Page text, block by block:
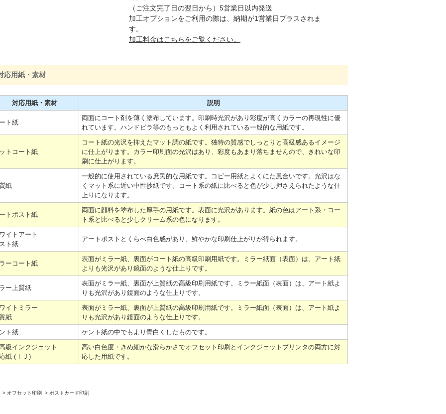
（ご注文完了日の翌日から）5営業日以内発送
加工オプションをご利用の際は、納期が1営業日プラスされま
す。
加工料金はこちらをご覧ください。
応用紙・素材
対応用紙・素材 説明
ト紙
両面にコート剤を薄く塗布しています。印刷時光沢があり彩度が高くカラーの再現性に優
れています。ハンドビラ等のもっともよく利用されている一般的な用紙です。
トコート紙
コート紙の光沢を抑えたマット調の紙です。独特の質感でしっとりと高級感あるイメージ
に仕上がります。カラー印刷面の光沢はあり、彩度もあまり落ちませんので、きれいな印
刷に仕上がります。
紙
一般的に使用されている庶民的な用紙です。コピー用紙とよくにた風合いです。光沢はな
くマット系に近い中性抄紙です。コート系の紙に比べると色が少し押さえられたような仕
上りになります。
トポスト紙
両面に顔料を塗布した厚手の用紙です。表面に光沢があります。紙の色はアート系・コー
ト系と比べると少しクリーム系の色になります。
イトアート
ト紙
アートポストとくらべ白色感があり、鮮やかな印刷仕上がりが得られます。
ーコート紙
表面がミラー紙、裏面がコート紙の高級印刷用紙です。ミラー紙面（表面）は、アート紙
よりも光沢があり鏡面のような仕上りです。
ー上質紙
表面がミラー紙、裏面が上質紙の高級印刷用紙です。ミラー紙面（表面）は、アート紙よ
りも光沢があり鏡面のような仕上りです。
イトミラー
紙
表面がミラー紙、裏面が上質紙の高級印刷用紙です。ミラー紙面（表面）は、アート紙よ
りも光沢があり鏡面のような仕上りです。
ト紙
ケント紙の中でもより青白くしたものです。
級インクジェット
紙 (ＩＪ)
高い白色度・きめ細かな滑らかさでオフセット印刷とインクジェットプリンタの両方に対
応した用紙です。
> オフセット印刷 > ポストカード印刷